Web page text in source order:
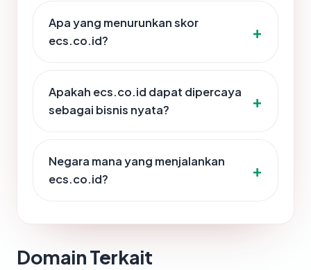
Apa yang menurunkan skor
ecs.co.id?
Apakah ecs.co.id dapat dipercaya
sebagai bisnis nyata?
Negara mana yang menjalankan
ecs.co.id?
Domain Terkait